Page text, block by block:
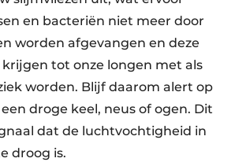
en bacteriën niet meer door
worden afgevangen en deze
tot onze longen met als
worden. Blijf daarom alert op
droge keel, neus of ogen. Dit
dat de luchtvochtigheid in
droog is.